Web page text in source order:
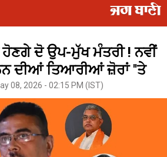
ਹੋਣਗੇ ਦੋ ਉਪ-ਮੁੱਖ ਮੰਤਰੀ ! ਨਵੀਂ
ਦੀਆਂ ਤਿਆਰੀਆਂ ਜ਼ੋਰਾਂ ''ਤੇ
08, 2026 - 02:15 PM (IST)